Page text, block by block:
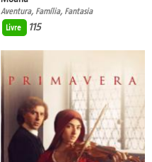
Aventura, Família, Fantasia
Livre
115